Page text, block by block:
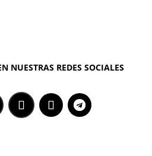
NUESTRAS REDES SOCIALES